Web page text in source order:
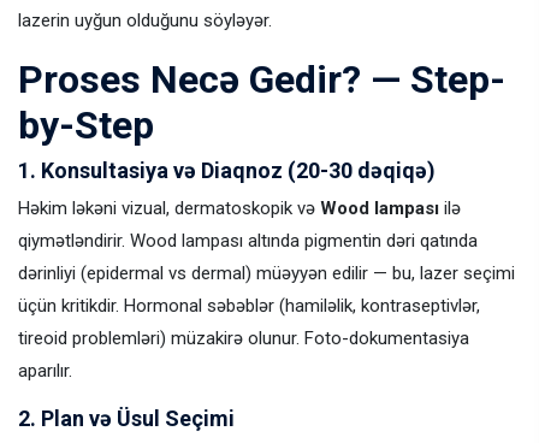
lazerin uyğun olduğunu söyləyər.
Proses Necə Gedir? — Step-
by-Step
1. Konsultasiya və Diaqnoz (20-30 dəqiqə)
Həkim ləkəni vizual, dermatoskopik və Wood lampası ilə
qiymətləndirir. Wood lampası altında pigmentin dəri qatında
dərinliyi (epidermal vs dermal) müəyyən edilir — bu, lazer seçimi
üçün kritikdir. Hormonal səbəblər (hamiləlik, kontraseptivlər,
tireoid problemləri) müzakirə olunur. Foto-dokumentasiya
aparılır.
2. Plan və Üsul Seçimi